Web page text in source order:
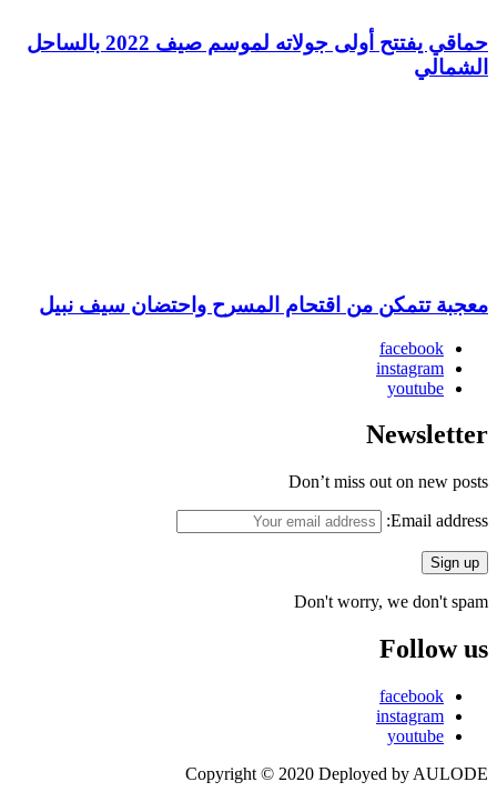
حماقي يفتتح أولى جولاته لموسم صيف 2022 بالساحل
الشمالي
معجبة تتمكن من اقتحام المسرح واحتضان سيف نبيل
facebook
instagram
youtube
Newsletter
Don’t miss out on new posts
Email address:
Don't worry, we don't spam
Follow us
facebook
instagram
youtube
Copyright © 2020 Deployed by AULODE